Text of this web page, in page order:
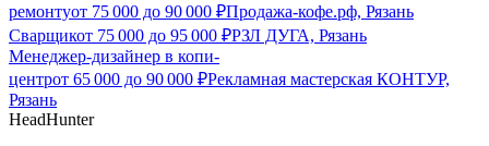
ремонтуот 75 000 до 90 000 ₽Продажа-кофе.рф, Рязань
Сварщикот 75 000 до 95 000 ₽РЗЛ ДУГА, Рязань
Менеджер-дизайнер в копи-
центрот 65 000 до 90 000 ₽Рекламная мастерская КОНТУР,
Рязань
HeadHunter